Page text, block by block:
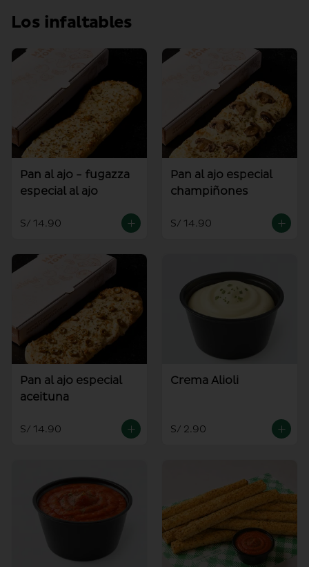
Los infaltables
Pan al ajo - fugazza
especial al ajo
S/ 14.90
Pan al ajo especial
champiñones
S/ 14.90
Pan al ajo especial
aceituna
S/ 14.90
Crema Alioli
S/ 2.90